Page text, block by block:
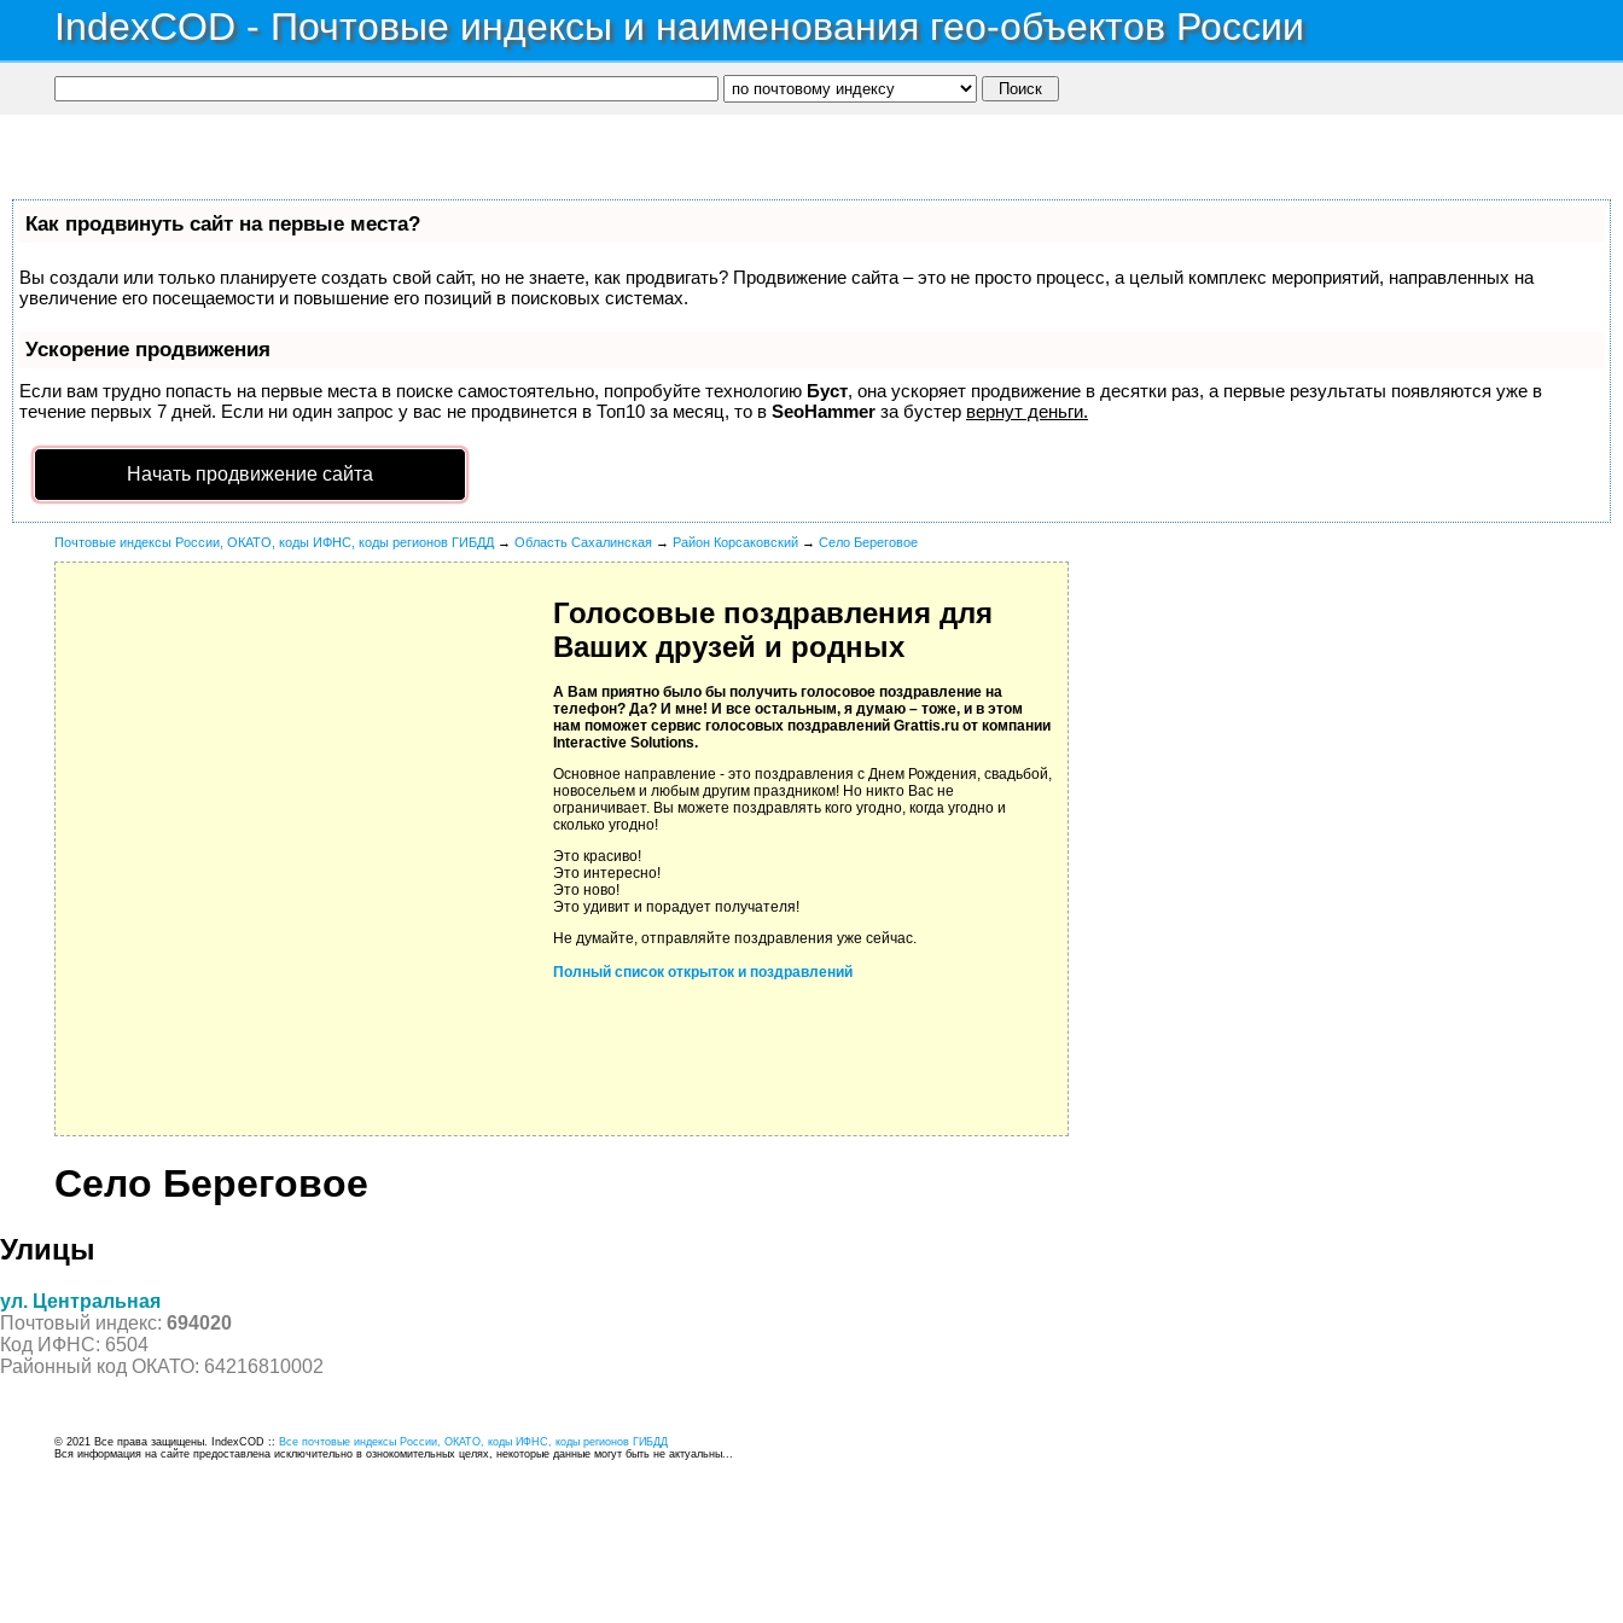
IndexCOD - Почтовые индексы и наименования гео-объектов России
Как продвинуть сайт на первые места?
Вы создали или только планируете создать свой сайт, но не знаете, как продвигать? Продвижение сайта – это не просто процесс, а целый комплекс мероприятий, направленных на
увеличение его посещаемости и повышение его позиций в поисковых системах.
Ускорение продвижения
Если вам трудно попасть на первые места в поиске самостоятельно, попробуйте технологию Буст, она ускоряет продвижение в десятки раз, а первые результаты появляются уже в
течение первых 7 дней. Если ни один запрос у вас не продвинется в Топ10 за месяц, то в SeoHammer за бустер вернут деньги.
Начать продвижение сайта
Почтовые индексы России, ОКАТО, коды ИФНС, коды регионов ГИБДД → Область Сахалинская → Район Корсаковский → Село Береговое
Голосовые поздравления для
Ваших друзей и родных
А Вам приятно было бы получить голосовое поздравление на
телефон? Да? И мне! И все остальным, я думаю – тоже, и в этом
нам поможет сервис голосовых поздравлений Grattis.ru от компании
Interactive Solutions.
Основное направление - это поздравления с Днем Рождения, свадьбой,
новосельем и любым другим праздником! Но никто Вас не
ограничивает. Вы можете поздравлять кого угодно, когда угодно и
сколько угодно!
Это красиво!
Это интересно!
Это ново!
Это удивит и порадует получателя!
Не думайте, отправляйте поздравления уже сейчас.
Полный список открыток и поздравлений
Село Береговое
Улицы
ул. Центральная
Почтовый индекс: 694020
Код ИФНС: 6504
Районный код ОКАТО: 64216810002
© 2021 Все права защищены. IndexCOD :: Все почтовые индексы России, ОКАТО, коды ИФНС, коды регионов ГИБДД
Вся информация на сайте предоставлена исключительно в ознокомительных целях, некоторые данные могут быть не актуальны...